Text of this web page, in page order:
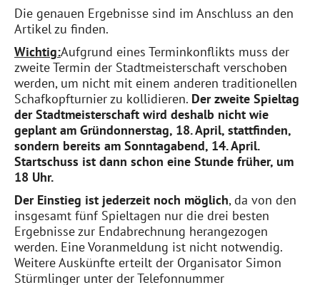
Die genauen Ergebnisse sind im Anschluss an den
Artikel zu finden.
Wichtig:Aufgrund eines Terminkonflikts muss der
zweite Termin der Stadtmeisterschaft verschoben
werden, um nicht mit einem anderen traditionellen
Schafkopfturnier zu kollidieren. Der zweite Spieltag
der Stadtmeisterschaft wird deshalb nicht wie
geplant am Gründonnerstag, 18. April, stattfinden,
sondern bereits am Sonntagabend, 14. April.
Startschuss ist dann schon eine Stunde früher, um
18 Uhr.
Der Einstieg ist jederzeit noch möglich, da von den
insgesamt fünf Spieltagen nur die drei besten
Ergebnisse zur Endabrechnung herangezogen
werden. Eine Voranmeldung ist nicht notwendig.
Weitere Auskünfte erteilt der Organisator Simon
Stürmlinger unter der Telefonnummer